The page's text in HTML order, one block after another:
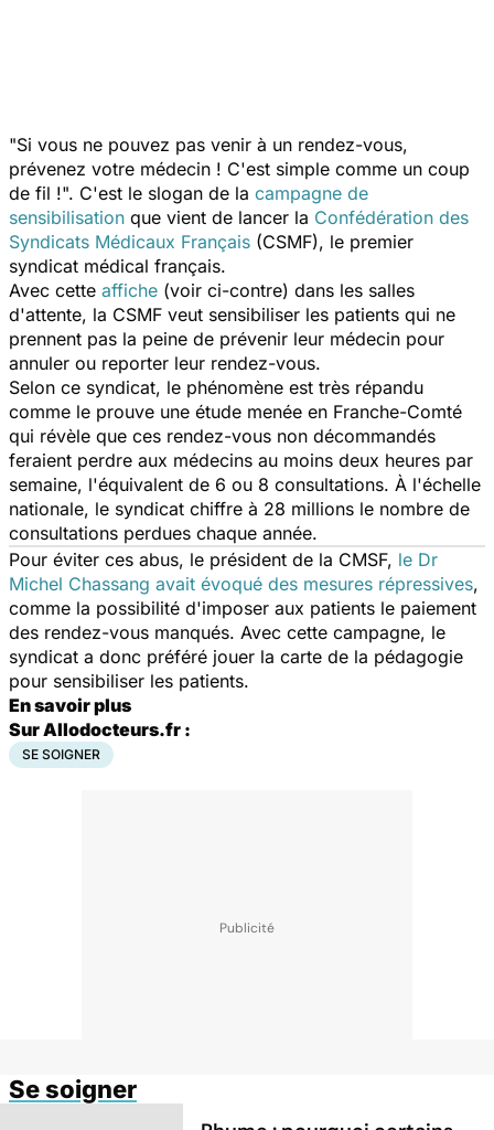
"Si vous ne pouvez pas venir à un rendez-vous,
prévenez votre médecin ! C'est simple comme un coup
de fil !". C'est le slogan de la campagne de
sensibilisation que vient de lancer la Confédération des
Syndicats Médicaux Français (CSMF), le premier
syndicat médical français.
Avec cette affiche (voir ci-contre) dans les salles
d'attente, la CSMF veut sensibiliser les patients qui ne
prennent pas la peine de prévenir leur médecin pour
annuler ou reporter leur rendez-vous.
Selon ce syndicat, le phénomène est très répandu
comme le prouve une étude menée en Franche-Comté
qui révèle que ces rendez-vous non décommandés
feraient perdre aux médecins au moins deux heures par
semaine, l'équivalent de 6 ou 8 consultations. À l'échelle
nationale, le syndicat chiffre à 28 millions le nombre de
consultations perdues chaque année.
Pour éviter ces abus, le président de la CMSF, le Dr
Michel Chassang avait évoqué des mesures répressives,
comme la possibilité d'imposer aux patients le paiement
des rendez-vous manqués. Avec cette campagne, le
syndicat a donc préféré jouer la carte de la pédagogie
pour sensibiliser les patients.
En savoir plus
Sur Allodocteurs.fr :
SE SOIGNER
Se soigner